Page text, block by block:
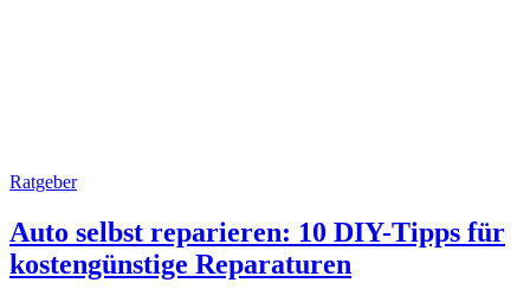
Ratgeber
Auto selbst reparieren: 10 DIY-Tipps für
kostengünstige Reparaturen